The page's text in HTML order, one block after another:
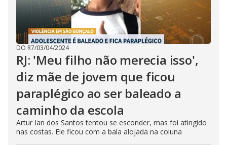
DO R7/03/04/2024
RJ: 'Meu filho não merecia isso',
diz mãe de jovem que ficou
paraplégico ao ser baleado a
caminho da escola
Artur Ian dos Santos tentou se esconder, mas foi atingido
nas costas. Ele ficou com a bala alojada na coluna